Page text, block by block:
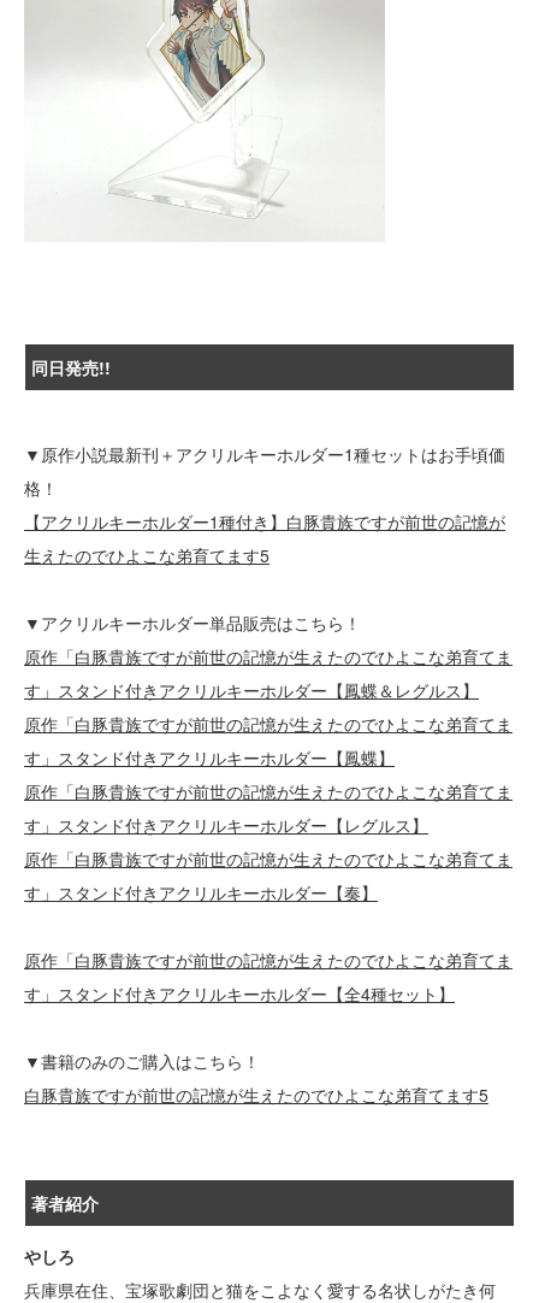
同日発売!!
▼原作小説最新刊＋アクリルキーホルダー1種セットはお手頃価
格！
【アクリルキーホルダー1種付き】白豚貴族ですが前世の記憶が
生えたのでひよこな弟育てます5
▼アクリルキーホルダー単品販売はこちら！
原作「白豚貴族ですが前世の記憶が生えたのでひよこな弟育てま
す」スタンド付きアクリルキーホルダー【鳳蝶＆レグルス】
原作「白豚貴族ですが前世の記憶が生えたのでひよこな弟育てま
す」スタンド付きアクリルキーホルダー【鳳蝶】
原作「白豚貴族ですが前世の記憶が生えたのでひよこな弟育てま
す」スタンド付きアクリルキーホルダー【レグルス】
原作「白豚貴族ですが前世の記憶が生えたのでひよこな弟育てま
す」スタンド付きアクリルキーホルダー【奏】
原作「白豚貴族ですが前世の記憶が生えたのでひよこな弟育てま
す」スタンド付きアクリルキーホルダー【全4種セット】
▼書籍のみのご購入はこちら！
白豚貴族ですが前世の記憶が生えたのでひよこな弟育てます5
著者紹介
やしろ
兵庫県在住、宝塚歌劇団と猫をこよなく愛する名状しがたき何